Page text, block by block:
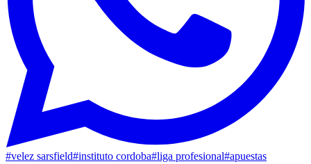
#velez sarsfield#instituto cordoba#liga profesional#apuestas